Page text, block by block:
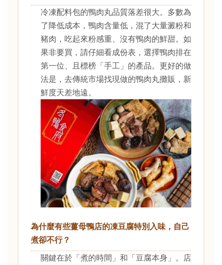
冷凍配料包的鴨肉丸品質落差很大。多數為
了降低成本，鴨肉含量低，混了大量澱粉和
豬肉，吃起來粉感重、沒有鴨肉的鮮甜。如
果非要買，請仔細看成份表，選擇鴨肉排在
第一位、且標榜「手工」的產品。更好的做
法是，去傳統市場找現做的鴨肉丸攤販，新
鮮度天差地遠。
為什麼有些薑母鴨店的凍豆腐特別入味，自己
煮卻不行？
關鍵在於「煮的時間」和「豆腐本身」。店